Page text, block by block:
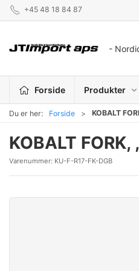
+45 48 18 84 87
-
Forside Produkter
Du er her: Forside KOBALT
KOBALT FORK,
Varenummer: KU-F-R17-FK-DGB